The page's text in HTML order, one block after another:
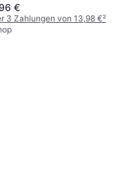
€
3 Zahlungen von 13,98 €²